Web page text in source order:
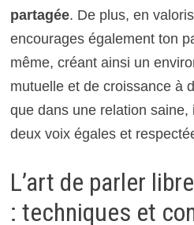
partagée. De plus, en
encourages également ton
même, créant ainsi un
mutuelle et de croissance à
que dans une relation
deux voix égales et
L’art de parler
: techniques et